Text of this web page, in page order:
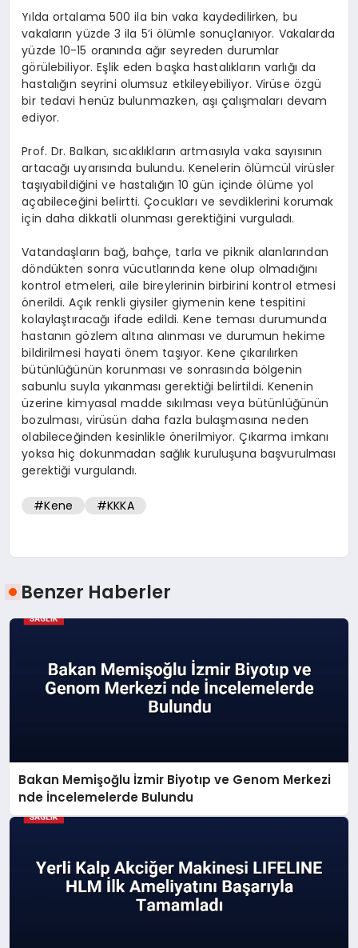
Yılda ortalama 500 ila bin vaka kaydedilirken, bu
vakaların yüzde 3 ila 5’i ölümle sonuçlanıyor. Vakalarda
yüzde 10-15 oranında ağır seyreden durumlar
görülebiliyor. Eşlik eden başka hastalıkların varlığı da
hastalığın seyrini olumsuz etkileyebiliyor. Virüse özgü
bir tedavi henüz bulunmazken, aşı çalışmaları devam
ediyor.
Prof. Dr. Balkan, sıcaklıkların artmasıyla vaka sayısının
artacağı uyarısında bulundu. Kenelerin ölümcül virüsler
taşıyabildiğini ve hastalığın 10 gün içinde ölüme yol
açabileceğini belirtti. Çocukları ve sevdiklerini korumak
için daha dikkatli olunması gerektiğini vurguladı.
Vatandaşların bağ, bahçe, tarla ve piknik alanlarından
döndükten sonra vücutlarında kene olup olmadığını
kontrol etmeleri, aile bireylerinin birbirini kontrol etmesi
önerildi. Açık renkli giysiler giymenin kene tespitini
kolaylaştıracağı ifade edildi. Kene teması durumunda
hastanın gözlem altına alınması ve durumun hekime
bildirilmesi hayati önem taşıyor. Kene çıkarılırken
bütünlüğünün korunması ve sonrasında bölgenin
sabunlu suyla yıkanması gerektiği belirtildi. Kenenin
üzerine kimyasal madde sıkılması veya bütünlüğünün
bozulması, virüsün daha fazla bulaşmasına neden
olabileceğinden kesinlikle önerilmiyor. Çıkarma imkanı
yoksa hiç dokunmadan sağlık kuruluşuna başvurulması
gerektiği vurgulandı.
#Kene #KKKA
Benzer Haberler
Bakan Memişoğlu İzmir Biyotıp ve Genom Merkezi
nde İncelemelerde Bulundu